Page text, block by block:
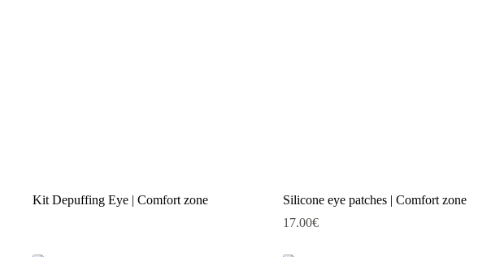
Kit Depuffing Eye | Comfort zone
Silicone eye patches | Comfort zone
17.00€